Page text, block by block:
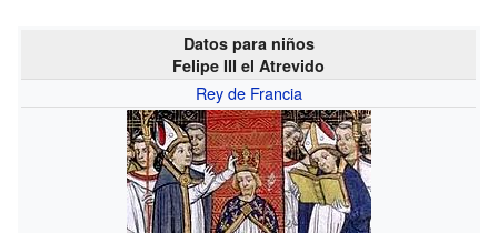
Datos para niños
Felipe III el Atrevido
Rey de Francia